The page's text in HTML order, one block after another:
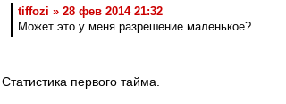
tiffozi » 28 фев 2014 21:32
Может это у меня разрешение маленькое?
Статистика первого тайма.